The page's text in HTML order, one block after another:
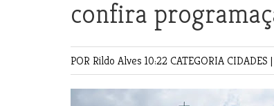
confira
POR Rildo Alves 10:22 CATEGORIACIDADES |